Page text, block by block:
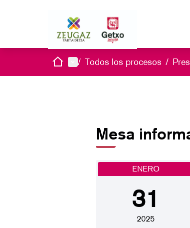
InicioMenú principal
/ Todos los procesos /
Mesa
ENERO
31
2025